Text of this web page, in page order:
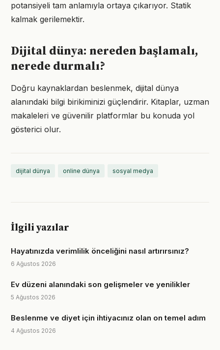
potansiyeli tam anlamıyla ortaya çıkarıyor. Statik
kalmak gerilemektir.
Dijital dünya: nereden başlamalı,
nerede durmalı?
Doğru kaynaklardan beslenmek, dijital dünya
alanındaki bilgi birikiminizi güçlendirir. Kitaplar, uzman
makaleleri ve güvenilir platformlar bu konuda yol
gösterici olur.
dijital dünya online dünya sosyal medya
İlgili yazılar
Hayatınızda verimlilik önceliğini nasıl artırırsınız?
6 Ağustos 2026
Ev düzeni alanındaki son gelişmeler ve yenilikler
5 Ağustos 2026
Beslenme ve diyet için ihtiyacınız olan on temel adım
4 Ağustos 2026